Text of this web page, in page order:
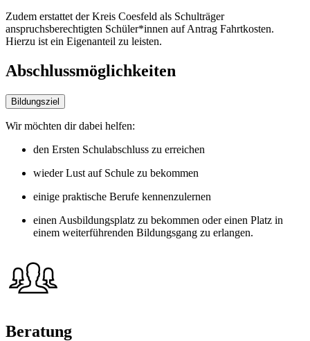
Zudem erstattet der Kreis Coesfeld als Schulträger
anspruchsberechtigten Schüler*innen auf Antrag Fahrtkosten.
Hierzu ist ein Eigenanteil zu leisten.
Abschlussmöglichkeiten
Bildungsziel
Wir möchten dir dabei helfen:
den Ersten Schulabschluss zu erreichen
wieder Lust auf Schule zu bekommen
einige praktische Berufe kennenzulernen
einen Ausbildungsplatz zu bekommen oder einen Platz in
einem weiterführenden Bildungsgang zu erlangen.
Beratung